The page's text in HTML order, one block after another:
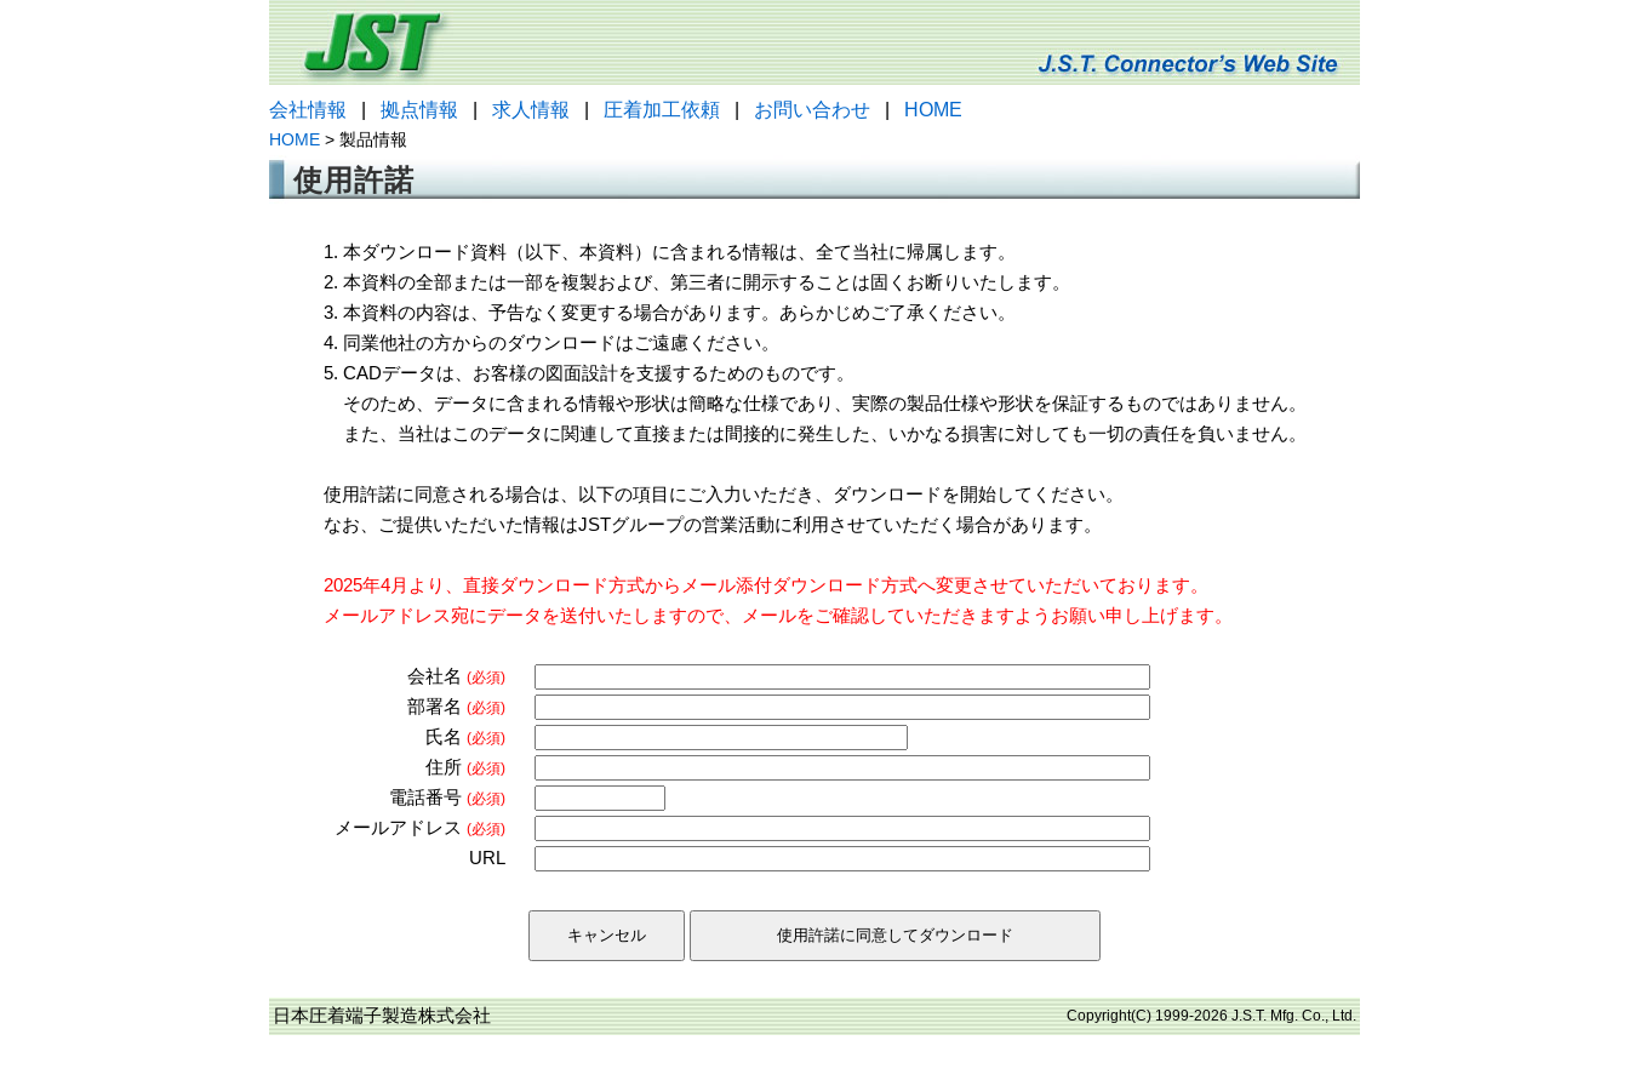
会社情報 拠点情報 求人情報 圧着加工依頼 お問い合わせ HOME
HOME > 製品情報
使用許諾
1. 本ダウンロード資料（以下、本資料）に含まれる情報は、全て当社に帰属します。
2. 本資料の全部または一部を複製および、第三者に開示することは固くお断りいたします。
3. 本資料の内容は、予告なく変更する場合があります。あらかじめご了承ください。
4. 同業他社の方からのダウンロードはご遠慮ください。
5. CADデータは、お客様の図面設計を支援するためのものです。
そのため、データに含まれる情報や形状は簡略な仕様であり、実際の製品仕様や形状を保証するものではありません。
また、当社はこのデータに関連して直接または間接的に発生した、いかなる損害に対しても一切の責任を負いません。
使用許諾に同意される場合は、以下の項目にご入力いただき、ダウンロードを開始してください。
なお、ご提供いただいた情報はJSTグループの営業活動に利用させていただく場合があります。
2025年4月より、直接ダウンロード方式からメール添付ダウンロード方式へ変更させていただいております。
メールアドレス宛にデータを送付いたしますので、メールをご確認していただきますようお願い申し上げます。
会社名 (必須)
部署名 (必須)
氏名 (必須)
住所 (必須)
電話番号 (必須)
メールアドレス (必須)
URL
日本圧着端子製造株式会社 Copyright(C) 1999-2026 J.S.T. Mfg. Co., Ltd.